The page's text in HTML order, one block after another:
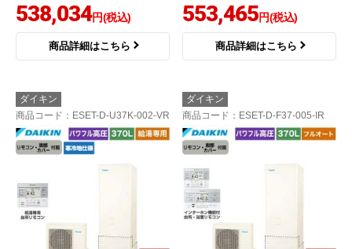
538,034円(税込)
商品詳細はこちら
553,465円(税込)
商品詳細はこちら
ダイキン
商品コード ：ESET-D-U37K-002-VR
ダイキン
商品コード ：ESET-D-F37-005-IR